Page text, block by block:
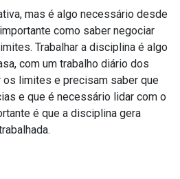
mas é algo necessário desde
como saber negociar
Trabalhar a disciplina é algo
com um trabalho diário dos
os limites e precisam saber que
e que é necessário lidar com o
é que a disciplina gera